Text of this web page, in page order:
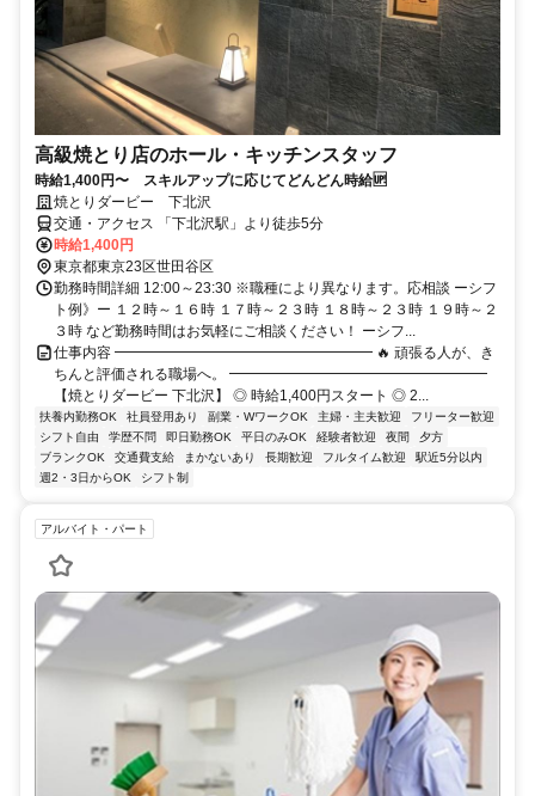
高級焼とり店のホール・キッチンスタッフ
時給1,400円〜 スキルアップに応じてどんどん時給🆙
焼とりダービー 下北沢
交通・アクセス 「下北沢駅」より徒歩5分
時給1,400円
東京都東京23区世田谷区
勤務時間詳細 12:00～23:30 ※職種により異なります。応相談 ーシフ
ト例》ー １２時～１６時 １７時～２３時 １８時～２３時 １９時～２
３時 など勤務時間はお気軽にご相談ください！ ーシフ...
仕事内容 ━━━━━━━━━━━━━━━━━━ 🔥 頑張る人が、き
ちんと評価される職場へ。 ━━━━━━━━━━━━━━━━━━
【焼とりダービー 下北沢】 ◎ 時給1,400円スタート ◎ 2...
扶養内勤務OK 社員登用あり 副業・WワークOK 主婦・主夫歓迎
フリーター歓迎
シフト自由
学歴不問 即日勤務OK 平日のみOK 経験者歓迎 夜間
夕方
ブランクOK
交通費支給 まかないあり 長期歓迎 フルタイム歓迎
駅近5分以内
週2・3日からOK
シフト制
アルバイト・パート